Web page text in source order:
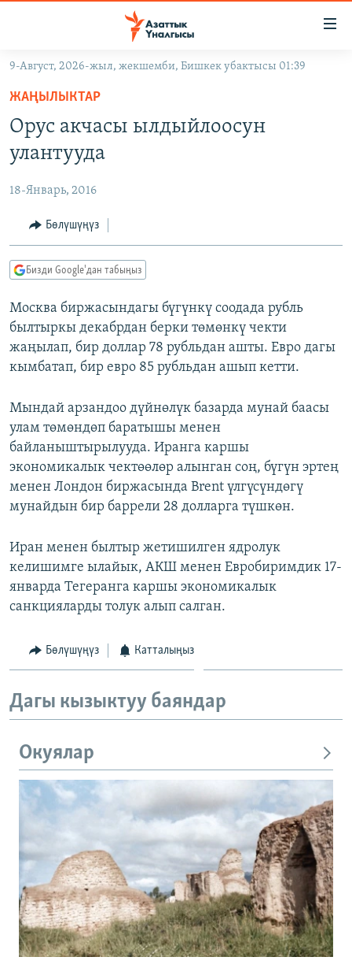
Навигацияга
өтүңүз
Издөөгө
салыңызКЫРГЫЗСТАН
ЭКОНОМИКА
МАДАНИЯТ
ДҮЙНӨ
БОРБОР АЗИЯ
УКРАИНА
АТАЙЫН ИЛИКТӨӨ
ТВ ПРОГРАММАЛАР
ЭКСПЕРТТЕР ТАЛДАЙТ
БИЗ ЖАНА ДҮЙНӨ
ДАНИСТЕ
ЭЖЕ-СИҢДИЛЕР
ЫҢГАЙСЫЗ СУРООЛОР
ӨЗГӨЧӨ ПИКИР
Русский
ОНЛАЙН ШЕРИНЕ
ЭЕ/АРнун бардык сайттары
9-Август, 2026-жыл, жекшемби, Бишкек убактысы 01:39
ЖАҢЫЛЫКТАР
Орус акчасы ылдыйлоосун
улантууда
18-Январь, 2016
Бөлүшүңүз
Бизди Google'дан табыңыз
Москва биржасындагы бүгүнкү соодада рубль
былтыркы декабрдан берки төмөнкү чекти
жаңылап, бир доллар 78 рубльдан ашты. Евро дагы
кымбатап, бир евро 85 рубльдан ашып кетти.
Мындай арзандоо дүйнөлүк базарда мунай баасы
улам төмөндөп баратышы менен
байланыштырылууда. Иранга каршы
экономикалык чектөөлөр алынган соң, бүгүн эртең
менен Лондон биржасында Brent үлгүсүндөгү
мунайдын бир баррели 28 долларга түшкөн.
Иран менен былтыр жетишилген ядролук
келишимге ылайык, АКШ менен Евробиримдик 17-
январда Тегеранга каршы экономикалык
санкцияларды толук алып салган.
Бөлүшүңүз Катталыңыз
Дагы кызыктуу баяндар
Окуялар